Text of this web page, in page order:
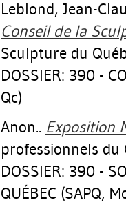
Leblond, Jean-
Conseil de la
Sculpture du
DOSSIER: 390 -
Qc)
Anon.. Exposition
professionnels du
DOSSIER: 390 -
QUÉBEC (SAPQ,